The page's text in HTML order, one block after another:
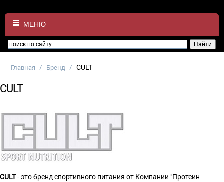
МЕНЮ
Главная / Бренд / CULT
CULT
CULT- это бренд спортивного питания от Компании "Протеин